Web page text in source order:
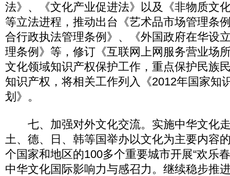
法》、《文化产业促进法》以及《非物质文
等立法进程，推动出台《艺术品市场管理条
合行政执法管理条例》、《外国政府在华设
理条例》等，修订《互联网上网服务营业场
文化领域知识产权保护工作，重点保护民族
知识产权，将相关工作列入《2012年国家知
划》。
七、加强对外文化交流。实施中华文化
土、德、日、韩等国举办以文化为主要内容
个国家和地区的100多个重要城市开展“欢乐
中华文化国际影响力与感召力。继续稳步推